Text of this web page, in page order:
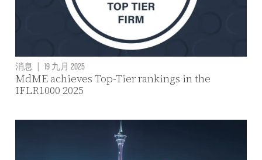
消息 | 19 九月 2025
MdME achieves Top-Tier rankings in the
IFLR1000 2025